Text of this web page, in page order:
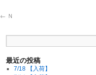
← Ｎ
最近の投稿
7/18 【入荷】